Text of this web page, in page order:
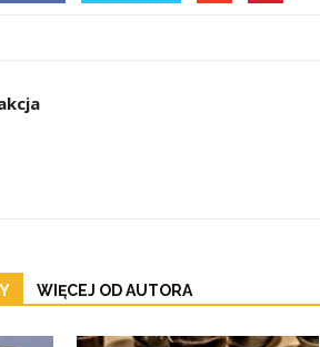
WIĘCEJ OD AUTORA